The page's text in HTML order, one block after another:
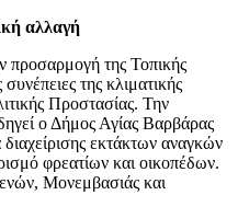
αλλαγή
προσαρμογή της Τοπικής
της κλιματικής
Προστασίας. Την
ο Δήμος Αγίας Βαρβάρας
εκτάκτων αναγκών
φρεατίων και οικοπέδων.
Μονεμβασιάς και